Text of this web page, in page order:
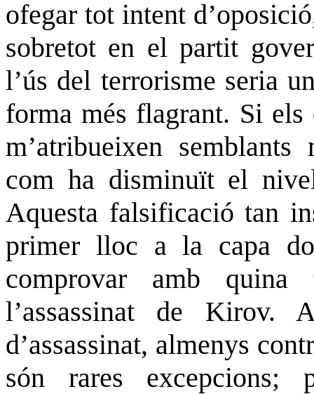
ofegar tot intent
sobretot en el partit
l’ús del terrorisme seria
forma més flagrant. Si
m’atribueixen
com ha disminuït el
Aquesta falsificació tan
primer lloc a la capa
comprovar amb quina
l’assassinat de Kirov.
d’assassinat, almenys
són rares excepcions;